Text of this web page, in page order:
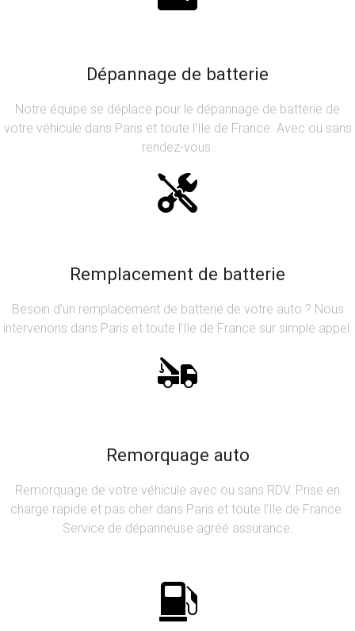
Dépannage de batterie
Notre équipe se déplace pour le dépannage de batterie de
votre véhicule dans Paris et toute l’Ile de France. Avec ou sans
rendez-vous.
Remplacement de batterie
Besoin d’un remplacement de batterie de votre auto ? Nous
intervenons dans Paris et toute l’Ile de France sur simple appel.
Remorquage auto
Remorquage de votre véhicule avec ou sans RDV. Prise en
charge rapide et pas cher dans Paris et toute l’Ile de France.
Service de dépanneuse agréé assurance.